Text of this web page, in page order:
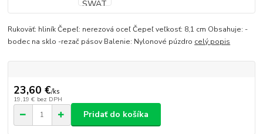
Rukoväť: hliník Čepeľ: nerezová oceľ Čepeľ veľkosť: 8,1 cm Obsahuje: -
bodec na sklo -rezač pásov Balenie: Nylonové púzdro celý popis
23,60 €/ks
19,19 € bez DPH
Pridať do košíka